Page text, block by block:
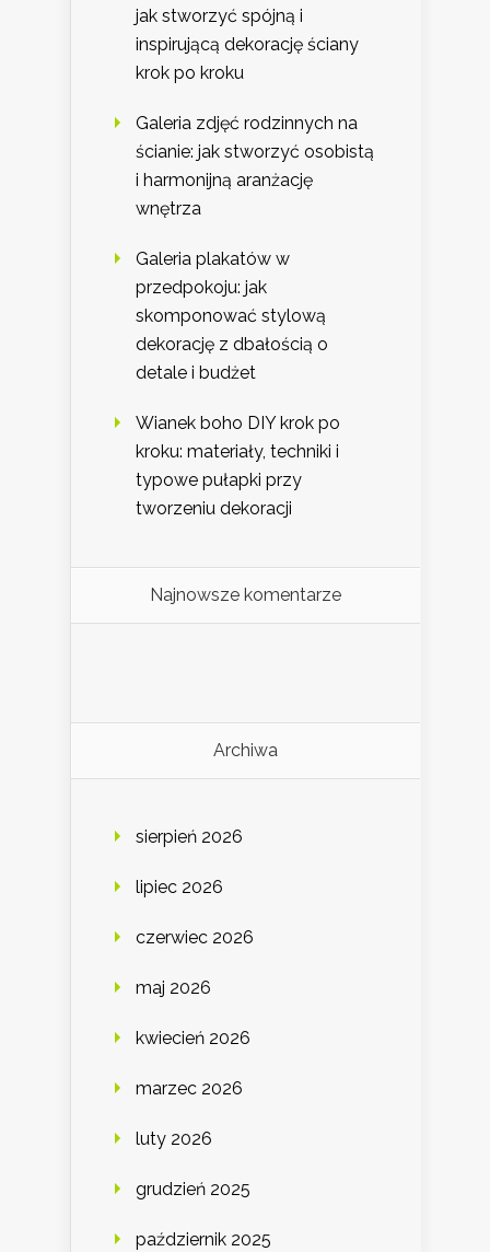
jak stworzyć spójną i
inspirującą dekorację ściany
krok po kroku
Galeria zdjęć rodzinnych na
ścianie: jak stworzyć osobistą
i harmonijną aranżację
wnętrza
Galeria plakatów w
przedpokoju: jak
skomponować stylową
dekorację z dbałością o
detale i budżet
Wianek boho DIY krok po
kroku: materiały, techniki i
typowe pułapki przy
tworzeniu dekoracji
Najnowsze komentarze
Archiwa
sierpień 2026
lipiec 2026
czerwiec 2026
maj 2026
kwiecień 2026
marzec 2026
luty 2026
grudzień 2025
październik 2025